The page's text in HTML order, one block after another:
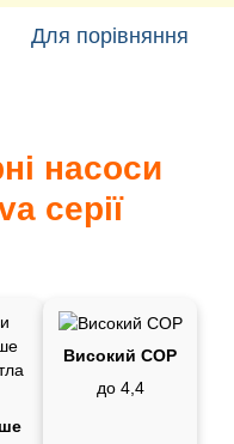
Для порівняння
насоси
серії
Високий СОР
до 4,4